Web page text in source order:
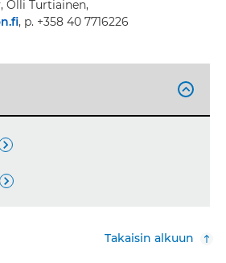
Olli Turtiainen,
, p. +358 40 7716226



Takaisin alkuun